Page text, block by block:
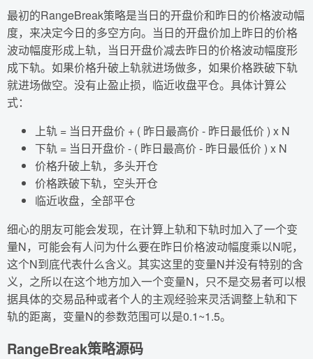
最初的RangeBreak策略是当日的开盘价和昨日的价格波动幅
度，来决定今日的多空方向。当日的开盘价加上昨日的价格
波动幅度形成上轨，当日开盘价减去昨日的价格波动幅度形
成下轨。如果价格升破上轨就进场做多，如果价格跌破下轨
就进场做空。没有止盈止损，临近收盘平仓。具体计算公
式：
上轨 = 当日开盘价 + ( 昨日最高价 - 昨日最低价 ) x N
下轨 = 当日开盘价 - ( 昨日最高价 - 昨日最低价 ) x N
价格升破上轨，多头开仓
价格跌破下轨，空头开仓
临近收盘，全部平仓
细心的朋友可能会发现，在计算上轨和下轨时加入了一个变
量N，可能会有人问为什么要在昨日价格波动幅度乘以N呢，
这个N到底代表什么含义。其实这里的变量N并没有特别的含
义，之所以在这个地方加入一个变量N，只不是交易者可以根
据具体的交易品种或者个人的主观经验来灵活调整上轨和下
轨的距离，变量N的参数范围可以是0.1~1.5。
RangeBreak策略源码